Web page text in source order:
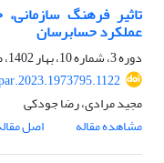
تاثیر فرهنگ
عملکرد حسابرسان
دوره 3، شماره 10، بهار 1402، صفحه
مجید مرادی، رضا جودکی
مشاهده مقاله
اصل